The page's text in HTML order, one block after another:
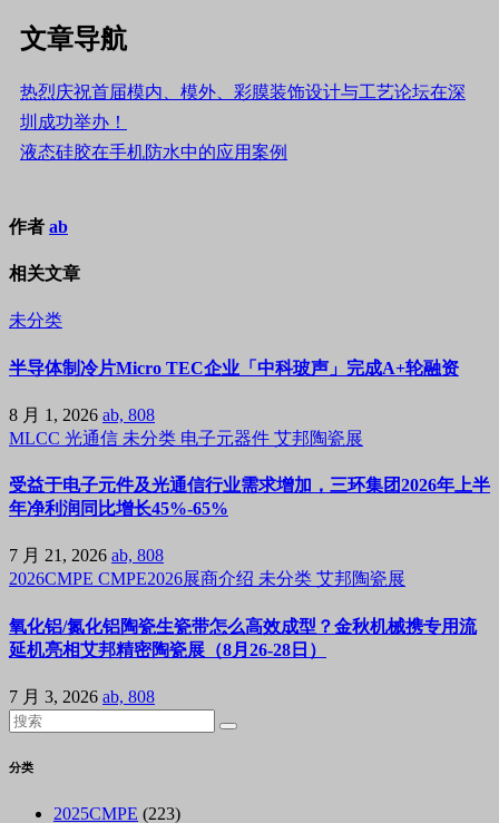
文章导航
热烈庆祝首届模内、模外、彩膜装饰设计与工艺论坛在深
圳成功举办！
液态硅胶在手机防水中的应用案例
作者 ab
相关文章
未分类
半导体制冷片Micro TEC企业「中科玻声」完成A+轮融资
8 月 1, 2026 ab, 808
MLCC 光通信 未分类 电子元器件 艾邦陶瓷展
受益于电子元件及光通信行业需求增加，三环集团2026年上半
年净利润同比增长45%-65%
7 月 21, 2026 ab, 808
2026CMPE CMPE2026展商介绍 未分类 艾邦陶瓷展
氧化铝/氮化铝陶瓷生瓷带怎么高效成型？金秋机械携专用流
延机亮相艾邦精密陶瓷展（8月26-28日）
7 月 3, 2026 ab, 808
分类
2025CMPE (223)